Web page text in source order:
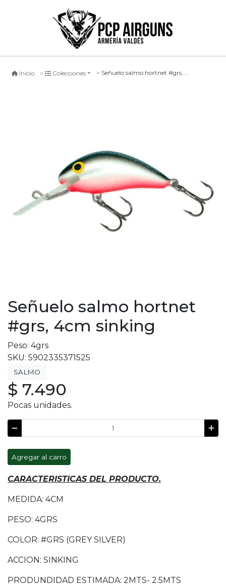
Inicio Colecciones Señuelo salmo hortnet #grs, 4cm sinking
Señuelo salmo hortnet
#grs, 4cm sinking
Peso: 4grs
SKU: 5902335371525
SALMO
$ 7.490
Pocas unidades.
Agregar al carro
CARACTERISTICAS DEL PRODUCTO.
MEDIDA: 4CM
PESO: 4GRS
COLOR: #GRS (GREY SILVER)
ACCION: SINKING
PRODUNDIDAD ESTIMADA: 2MTS- 2.5MTS